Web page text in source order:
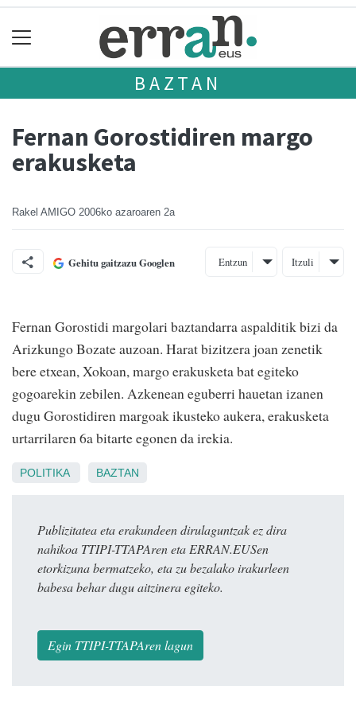
BAZTAN
Fernan Gorostidiren margo
erakusketa
Rakel AMIGO 2006ko azaroaren 2a
Gehitu gaitzazu Googlen Entzun Itzuli
Fernan Gorostidi margolari baztandarra aspalditik bizi da
Arizkungo Bozate auzoan. Harat bizitzera joan zenetik
bere etxean, Xokoan, margo erakusketa bat egiteko
gogoarekin zebilen. Azkenean eguberri hauetan izanen
dugu Gorostidiren margoak ikusteko aukera, erakusketa
urtarrilaren 6a bitarte egonen da irekia.
POLITIKA BAZTAN
Publizitatea eta erakundeen dirulaguntzak ez dira
nahikoa TTIPI-TTAPAren eta ERRAN.EUSen
etorkizuna bermatzeko, eta zu bezalako irakurleen
babesa behar dugu aitzinera egiteko.
Egin TTIPI-TTAPAren lagun